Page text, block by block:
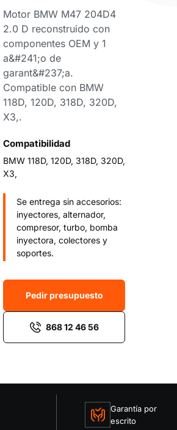
Motor BMW M47 204D4
2.0 D reconstruido con
componentes OEM y 1
a&#241;o de
garant&#237;a.
Compatible con BMW
118D, 120D, 318D, 320D,
X3,.
Compatibilidad
BMW 118D, 120D, 318D, 320D,
X3,
Se entrega sin accesorios:
inyectores, alternador,
compresor, turbo, bomba
inyectora, colectores y
soportes.
Pedir presupuesto
868 12 46 56
Garantía por
escrito